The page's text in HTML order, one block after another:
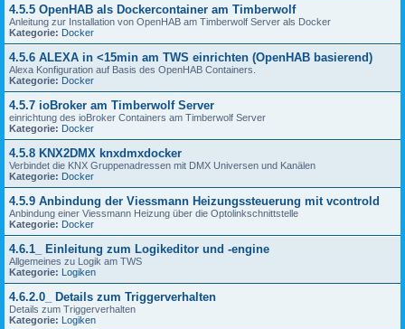
4.5.5 OpenHAB als Dockercontainer am Timberwolf
Anleitung zur Installation von OpenHAB am Timberwolf Server als Docker
Kategorie: Docker
4.5.6 ALEXA in <15min am TWS einrichten (OpenHAB basierend)
Alexa Konfiguration auf Basis des OpenHAB Containers.
Kategorie: Docker
4.5.7 ioBroker am Timberwolf Server
einrichtung des ioBroker Containers am Timberwolf Server
Kategorie: Docker
4.5.8 KNX2DMX knxdmxdocker
Verbindet die KNX Gruppenadressen mit DMX Universen und Kanälen
Kategorie: Docker
4.5.9 Anbindung der Viessmann Heizungssteuerung mit vcontrold
Anbindung einer Viessmann Heizung über die Optolinkschnittstelle
Kategorie: Docker
4.6.1_ Einleitung zum Logikeditor und -engine
Allgemeines zu Logik am TWS
Kategorie: Logiken
4.6.2.0_ Details zum Triggerverhalten
Details zum Triggerverhalten
Kategorie: Logiken